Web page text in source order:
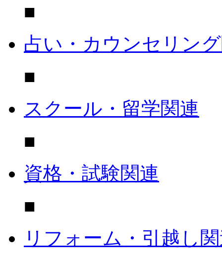
■
占い・カウンセリン
■
スクール・留学関連
■
資格・試験関連
■
リフォーム・引越し